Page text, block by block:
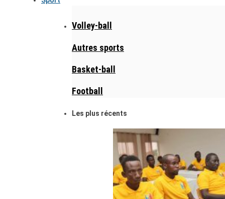
Volley-ball
Autres sports
Basket-ball
Football
Les plus récents